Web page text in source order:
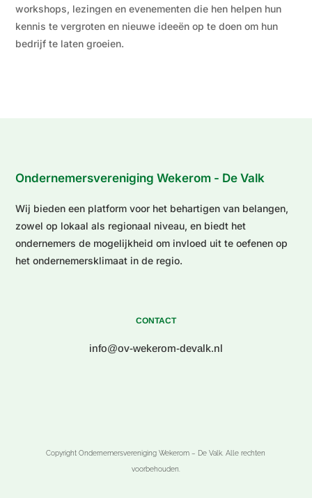
workshops, lezingen en evenementen die hen helpen hun
kennis te vergroten en nieuwe ideeën op te doen om hun
bedrijf te laten groeien.
Ondernemersvereniging Wekerom - De Valk
Wij bieden een platform voor het behartigen van belangen,
zowel op lokaal als regionaal niveau, en biedt het
ondernemers de mogelijkheid om invloed uit te oefenen op
het ondernemersklimaat in de regio.
CONTACT
info@ov-wekerom-devalk.nl
Copyright Ondernemersvereniging Wekerom – De Valk. Alle rechten
voorbehouden.